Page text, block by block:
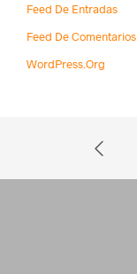
Feed De Entradas
Feed De Comentarios
WordPress.org